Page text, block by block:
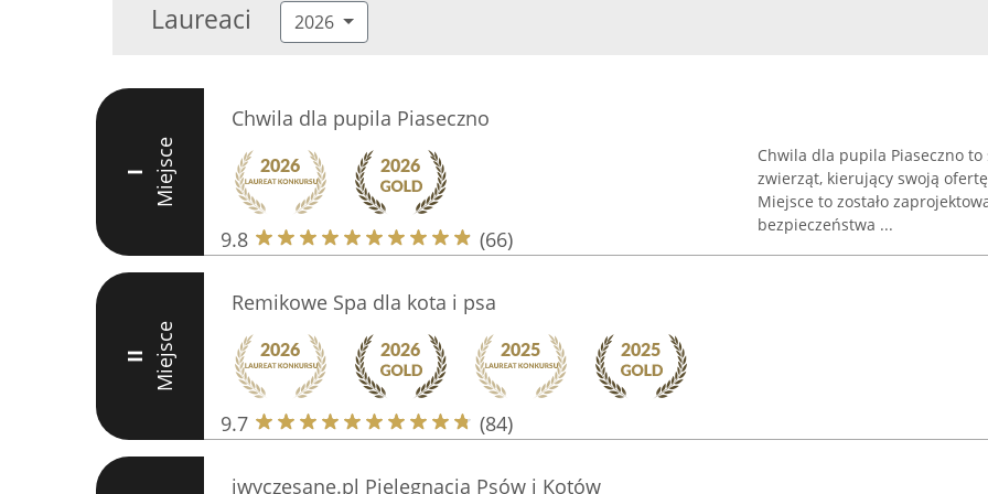
Laureaci 2026
I Miejsce
Chwila dla pupila Piaseczno
9.8 (66)
Chwila dla pupila Piaseczno
zwierząt, kierujący swoją
Miejsce to zostało
bezpieczeństwa ...
II Miejsce
Remikowe Spa dla kota i psa
9.7 (84)
iwyczesane.pl Pielęgnacja Psów i Kotów